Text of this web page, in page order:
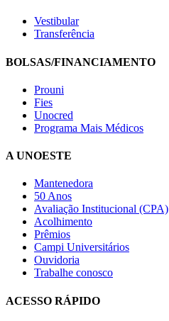
Vestibular
Transferência
BOLSAS/FINANCIAMENTO
Prouni
Fies
Unocred
Programa Mais Médicos
A UNOESTE
Mantenedora
50 Anos
Avaliação Institucional (CPA)
Acolhimento
Prêmios
Campi Universitários
Ouvidoria
Trabalhe conosco
ACESSO RÁPIDO